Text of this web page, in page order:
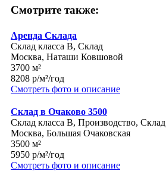
Смотрите также:
Аренда Склада
Склад класса B, Склад
Москва, Наташи Ковшовой
3700 м²
8208 р/м²/год
Смотреть фото и описание
Склад в Очаково 3500
Склад класса B, Производство, Склад
Москва, Большая Очаковская
3500 м²
5950 р/м²/год
Смотреть фото и описание